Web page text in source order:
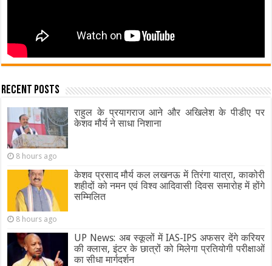
Recent Posts
राहुल के प्रयागराज आने और अखिलेश के पीडीए पर
केशव मौर्य ने साधा निशाना
8 hours ago
केशव प्रसाद मौर्य कल लखनऊ में तिरंगा यात्रा, काकोरी
शहीदों को नमन एवं विश्व आदिवासी दिवस समारोह में होंगे
सम्मिलित
8 hours ago
UP News: अब स्कूलों में IAS-IPS अफसर देंगे करियर
की क्लास, इंटर के छात्रों को मिलेगा प्रतियोगी परीक्षाओं
का सीधा मार्गदर्शन